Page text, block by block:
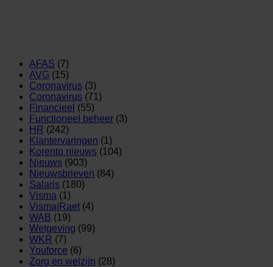
AFAS (7)
AVG (15)
Coronavirus (3)
Coronavirus (71)
Financieel (55)
Functioneel beheer (3)
HR (242)
Klantervaringen (1)
Korento nieuws (104)
Nieuws (903)
Nieuwsbrieven (84)
Salaris (180)
Visma (1)
Visma|Raet (4)
WAB (19)
Wetgeving (99)
WKR (7)
Youforce (6)
Zorg en welzijn (28)